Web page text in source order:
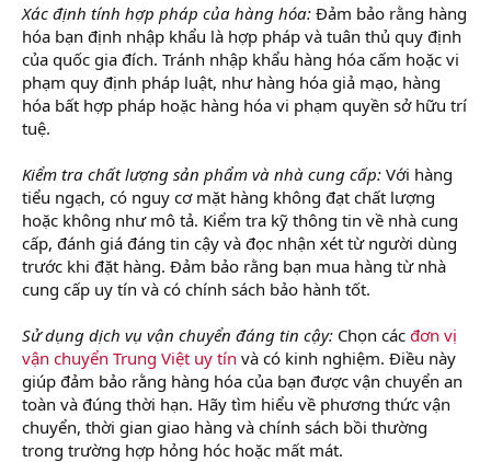
Xác định tính hợp pháp của hàng hóa: Đảm bảo rằng hàng
hóa bạn định nhập khẩu là hợp pháp và tuân thủ quy định
của quốc gia đích. Tránh nhập khẩu hàng hóa cấm hoặc vi
phạm quy định pháp luật, như hàng hóa giả mạo, hàng
hóa bất hợp pháp hoặc hàng hóa vi phạm quyền sở hữu trí
tuệ.
Kiểm tra chất lượng sản phẩm và nhà cung cấp: Với hàng
tiểu ngạch, có nguy cơ mặt hàng không đạt chất lượng
hoặc không như mô tả. Kiểm tra kỹ thông tin về nhà cung
cấp, đánh giá đáng tin cậy và đọc nhận xét từ người dùng
trước khi đặt hàng. Đảm bảo rằng bạn mua hàng từ nhà
cung cấp uy tín và có chính sách bảo hành tốt.
Sử dụng dịch vụ vận chuyển đáng tin cậy: Chọn các đơn vị
vận chuyển Trung Việt uy tín và có kinh nghiệm. Điều này
giúp đảm bảo rằng hàng hóa của bạn được vận chuyển an
toàn và đúng thời hạn. Hãy tìm hiểu về phương thức vận
chuyển, thời gian giao hàng và chính sách bồi thường
trong trường hợp hỏng hóc hoặc mất mát.